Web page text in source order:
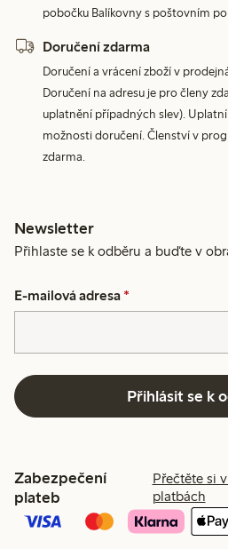
pobočku Balíkovny s poštovním
Doručení zdarma
Doručení a vrácení zboží v
Doručení na adresu je pro členy
uplatnění případných slev).
možnosti doručení. Členství v
zdarma.
Newsletter
Přihlaste se k odběru a buďte v
E-mailová adresa *
Přihlásit se k
Zabezpečení
plateb
Přečtěte si
platbách